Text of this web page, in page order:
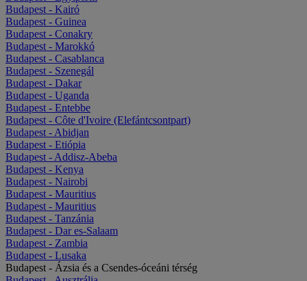
Budapest - Kairó
Budapest - Guinea
Budapest - Conakry
Budapest - Marokkó
Budapest - Casablanca
Budapest - Szenegál
Budapest - Dakar
Budapest - Uganda
Budapest - Entebbe
Budapest - Côte d'Ivoire (Elefántcsontpart)
Budapest - Abidjan
Budapest - Etiópia
Budapest - Addisz-Abeba
Budapest - Kenya
Budapest - Nairobi
Budapest - Mauritius
Budapest - Mauritius
Budapest - Tanzánia
Budapest - Dar es-Salaam
Budapest - Zambia
Budapest - Lusaka
Budapest - Ázsia és a Csendes-óceáni térség